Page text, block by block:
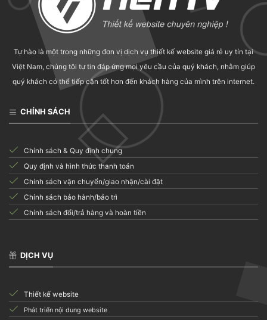
WORDPRESS PLUGIN
Speaker – Page to Speech Plugin for WordPress
40.000
Tự hào là một trong những đơn vị dịch vụ thiết kế website giá rẻ uy tín tại
Việt Nam, chúng tôi tự tin đáp ứng mọi yêu cầu của quý khách, nhằm giúp
quý khách có thể tiếp cận tốt hơn đến khách hàng của mình trên internet.
CHÍNH SÁCH
Chính sách & Quy định chung
Quy định và hình thức thanh toán
Chính sách vận chuyển/giao nhận/cài đặt
Chính sách bảo hành/bảo trì
Chính sách đổi/trả hàng và hoàn tiền
DỊCH VỤ
Thiết kế website
Phát triển nội dung website